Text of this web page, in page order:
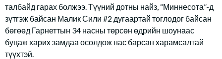
талбайд гарах болжээ. Түүний дотны найз, “Миннесота”-д
зүтгэж байсан Малик Сили #2 дугаартай тоглодог байсан
бөгөөд Гарнеттын 34 насны төрсөн өдрийн шоунаас
буцаж харих замдаа осолдож нас барсан харамсалтай
түүхтэй.